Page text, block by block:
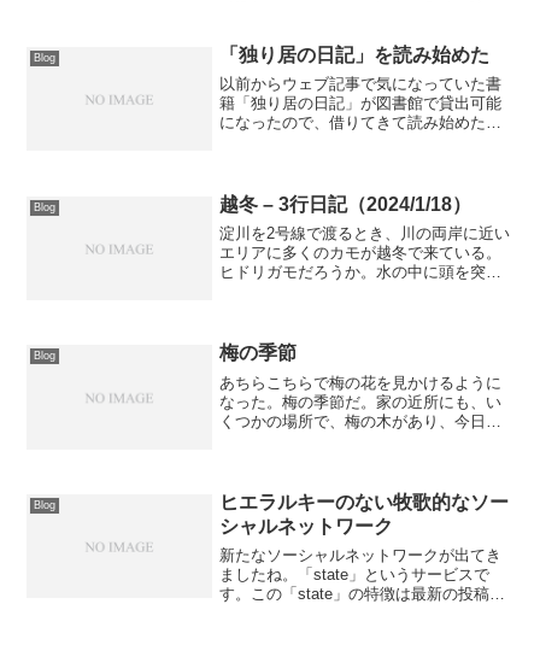
ッシャーを感じて、筆がなかなか進まな
かった。だけど、普...
Blog 「独り居の日記」を読み始めた
以前からウェブ記事で気になっていた書
籍「独り居の日記」が図書館で貸出可能
になったので、借りてきて読み始めた。
だ。恥ずかしながら、紹...
Blog 越冬 – 3行日記（2024/1/18）
淀川を2号線で渡るとき、川の両岸に近い
エリアに多くのカモが越冬で来ている。
ヒドリガモだろうか。水の中に頭を突っ
うか。
Blog 梅の季節
あちらこちらで梅の花を見かけるように
なった。梅の季節だ。家の近所にも、い
くつかの場所で、梅の木があり、今日は
ク寄りの色。梅の花というと、...
Blog
ヒエラルキーのない牧歌的なソー
シャルネットワーク
新たなソーシャルネットワークが出てき
ましたね。「state」というサービスで
す。この「state」の特徴は最新の投稿し